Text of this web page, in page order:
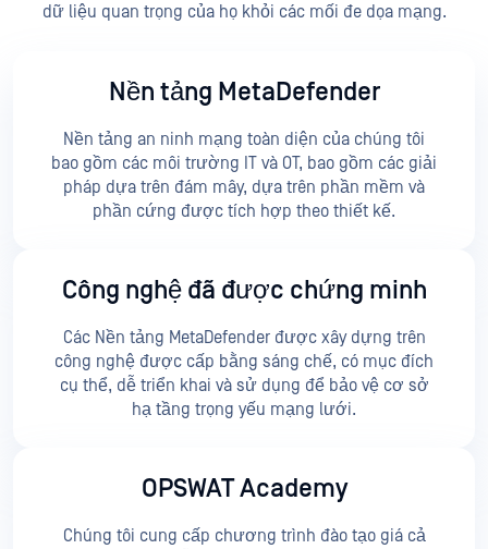
dữ liệu quan trọng của họ khỏi các mối đe dọa mạng.
Nền tảng MetaDefender
Nền tảng an ninh mạng toàn diện của chúng tôi
bao gồm các môi trường IT và OT, bao gồm các giải
pháp dựa trên đám mây, dựa trên phần mềm và
phần cứng được tích hợp theo thiết kế.
Công nghệ đã được chứng minh
Các Nền tảng MetaDefender được xây dựng trên
công nghệ được cấp bằng sáng chế, có mục đích
cụ thể, dễ triển khai và sử dụng để bảo vệ cơ sở
hạ tầng trọng yếu mạng lưới.
OPSWAT Academy
Chúng tôi cung cấp chương trình đào tạo giá cả